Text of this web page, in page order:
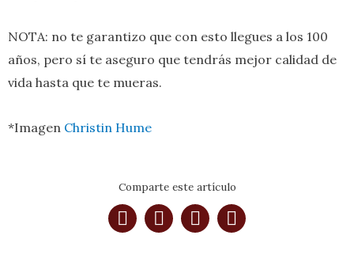
NOTA: no te garantizo que con esto llegues a los 100
años, pero sí te aseguro que tendrás mejor calidad de
vida hasta que te mueras.
*Imagen Christin Hume
Comparte este artículo